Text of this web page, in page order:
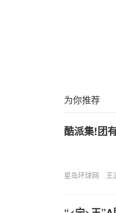
为你推荐
酷派集!团
星岛环球网 王